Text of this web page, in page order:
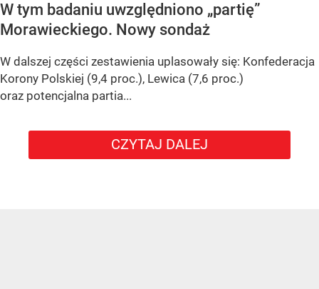
W tym badaniu uwzględniono „partię”
Morawieckiego. Nowy sondaż
W dalszej części zestawienia uplasowały się: Konfederacja
Korony Polskiej (9,4 proc.), Lewica (7,6 proc.)
oraz potencjalna partia...
CZYTAJ DALEJ